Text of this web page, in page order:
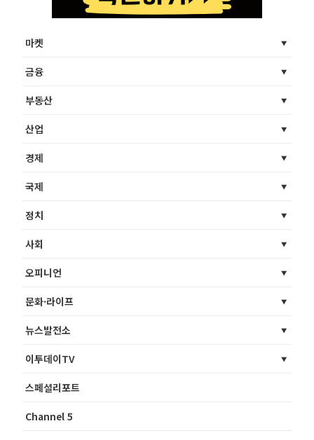
마켓
금융
부동산
산업
경제
국제
정치
사회
오피니언
문화·라이프
뉴스발전소
이투데이TV
스페셜리포트
Channel 5